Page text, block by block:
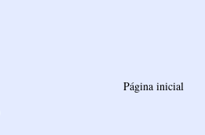
Página inicial